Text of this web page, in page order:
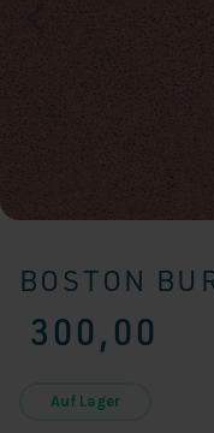
BOSTON
300,00
Auf Lager